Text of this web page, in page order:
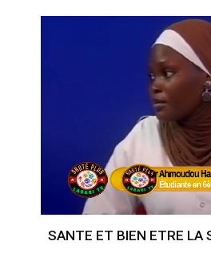
SANTE ET BIEN ETRE LA